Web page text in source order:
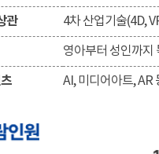
관 4차 산업기술(4D,
영아부터 성인까지
AI, 미디어아트, AR